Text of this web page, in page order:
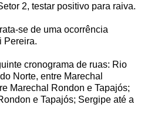
2, testar positivo para raiva.
se de uma ocorrência
Pereira.
cronograma de ruas: Rio
Norte, entre Marechal
Marechal Rondon e Tapajós;
e Tapajós; Sergipe até a